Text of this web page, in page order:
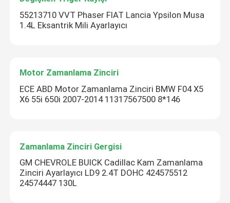
55213710 VVT Phaser FIAT Lancia Ypsilon Musa
1.4L Eksantrik Mili Ayarlayıcı
Motor Zamanlama Zinciri
ECE ABD Motor Zamanlama Zinciri BMW F04 X5
X6 55i 650i 2007-2014 11317567500 8*146
Zamanlama Zinciri Gergisi
GM CHEVROLE BUICK Cadillac Kam Zamanlama
Zinciri Ayarlayıcı LD9 2.4T DOHC 424575512
24574447 130L